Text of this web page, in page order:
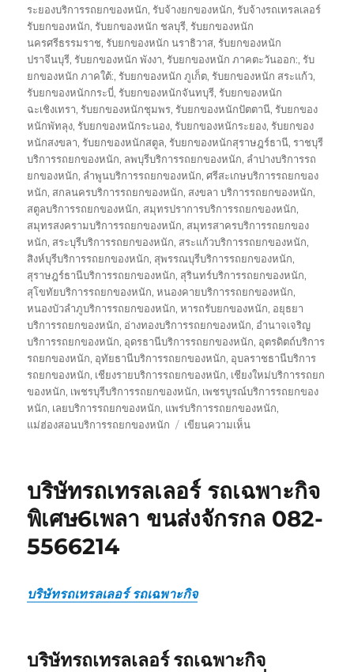
ระยองบริการรถยกของหนัก,รับจ้างยกของหนัก,รับจ้างรถเทรลเลอร์
รับยกของหนัก,รับยกของหนัก ชลบุรี,รับยกของหนัก
นครศรีธรรมราช,รับยกของหนัก นราธิวาส,รับยกของหนัก
ปราจีนบุรี,รับยกของหนัก พังงา,รับยกของหนัก ภาคตะวันออก:,รับ
ยกของหนัก ภาคใต้:,รับยกของหนัก ภูเก็ต,รับยกของหนัก สระแก้ว,
รับยกของหนักกระบี่,รับยกของหนักจันทบุรี,รับยกของหนัก
ฉะเชิงเทรา,รับยกของหนักชุมพร,รับยกของหนักปัตตานี,รับยกของ
หนักพัทลุง,รับยกของหนักระนอง,รับยกของหนักระยอง,รับยกของ
หนักสงขลา,รับยกของหนักสตูล,รับยกของหนักสุราษฎร์ธานี,ราชบุรี
บริการรถยกของหนัก, ลพบุรีบริการรถยกของหนัก, ลำปางบริการรถ
ยกของหนัก, ลำพูนบริการรถยกของหนัก,ศรีสะเกษบริการรถยกของ
หนัก, สกลนครบริการรถยกของหนัก, สงขลา บริการรถยกของหนัก,
สตูลบริการรถยกของหนัก, สมุทรปราการบริการรถยกของหนัก,
สมุทรสงครามบริการรถยกของหนัก, สมุทรสาครบริการรถยกของ
หนัก, สระบุรีบริการรถยกของหนัก, สระแก้วบริการรถยกของหนัก,
สิงห์บุรีบริการรถยกของหนัก, สุพรรณบุรีบริการรถยกของหนัก,
สุราษฎร์ธานีบริการรถยกของหนัก, สุรินทร์บริการรถยกของหนัก,
สุโขทัยบริการรถยกของหนัก,หนองคายบริการรถยกของหนัก,
หนองบัวลำภูบริการรถยกของหนัก,หารถรับยกของหนัก, อยุธยา
บริการรถยกของหนัก, อ่างทองบริการรถยกของหนัก, อำนาจเจริญ
บริการรถยกของหนัก, อุดรธานีบริการรถยกของหนัก, อุตรดิตถ์บริการ
รถยกของหนัก, อุทัยธานีบริการรถยกของหนัก, อุบลราชธานีบริการ
รถยกของหนัก, เชียงรายบริการรถยกของหนัก, เชียงใหม่บริการรถยก
ของหนัก, เพชรบุรีบริการรถยกของหนัก, เพชรบูรณ์บริการรถยกของ
หนัก, เลยบริการรถยกของหนัก, แพร่บริการรถยกของหนัก,
แม่ฮ่องสอนบริการรถยกของหนัก
เขียนความเห็นบน
ของ
10
5
บริษัทรถเทรลเลอร์ รถเฉพาะกิจ
พิเศษ6เพลา ขนส่งจักรกล 082-
5566214
บริษัทรถเทรลเลอร์ รถเฉพาะกิจ
บริษัทรถเทรลเลอร์ รถเฉพาะกิจ